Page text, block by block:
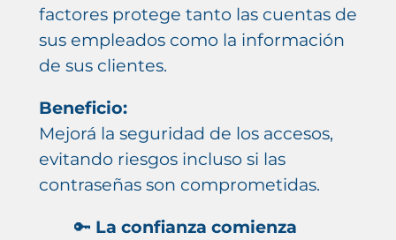
factores protege tanto las cuentas de
sus empleados como la información
de sus clientes.
Beneficio:
Mejorá la seguridad de los accesos,
evitando riesgos incluso si las
contraseñas son comprometidas.
🔑 La confianza comienza